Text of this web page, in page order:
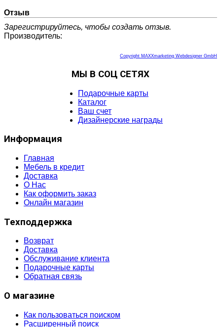
Отзыв
Зарегистрируйтесь, чтобы создать отзыв.
Производитель:
Copyright MAXXmarketing Webdesigner GmbH
МЫ В СОЦ СЕТЯХ
Подарочные карты
Каталог
Ваш счет
Дизайнерские награды
Информация
Главная
Мебель в кредит
Доставка
О Нас
Как оформить заказ
Онлайн магазин
Техподдержка
Возврат
Доставка
Обслуживание клиента
Подарочные карты
Обратная связь
О магазине
Как пользоваться поиском
Расширенный поиск